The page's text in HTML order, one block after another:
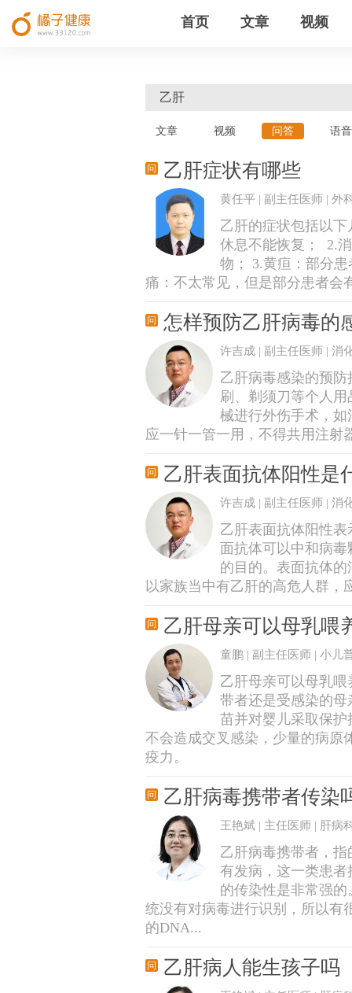
首页 文章 视频
文章 视频 问答 语音
乙肝症状有哪些
黄任平 | 副主任医师 | 外
乙肝的症状包括以
休息不能恢复； 2.
物； 3.黄疸：部分
痛：不太常见，但是部分患者会
怎样预防乙肝病毒的
许吉成 | 副主任医师 | 消
乙肝病毒感染的预
刷、剃须刀等个人
械进行外伤手术，
应一针一管一用，不得共用注射
乙肝表面抗体阳性是
许吉成 | 副主任医师 | 消
乙肝表面抗体阳性
面抗体可以中和病
的目的。表面抗体
以家族当中有乙肝的高危人群，
乙肝母亲可以母乳喂
童鹏 | 副主任医师 | 小儿
乙肝母亲可以母乳
带者还是受感染的
苗并对婴儿采取保
不会造成交叉感染，少量的病原
疫力。
乙肝病毒携带者传染
王艳斌 | 主任医师 | 肝病
乙肝病毒携带者，
有发病，这一类患
的传染性是非常强
统没有对病毒进行识别，所以有
的DNA...
乙肝病人能生孩子吗